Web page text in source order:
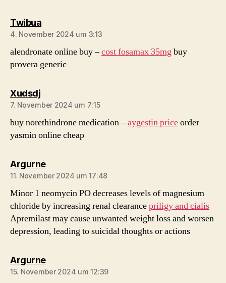
Twibuasagt:
4. November 2024 um 3:13
alendronate online buy –cost fosamax 35mgbuy
provera generic
Xudsdjsagt:
7. November 2024 um 7:15
buy norethindrone medication –aygestin priceorder
yasmin online cheap
Argurnesagt:
11. November 2024 um 17:48
Minor 1 neomycin PO decreases levels of magnesium
chloride by increasing renal clearancepriligy and cialis
Apremilast may cause unwanted weight loss and worsen
depression, leading to suicidal thoughts or actions
Argurnesagt:
15. November 2024 um 12:39